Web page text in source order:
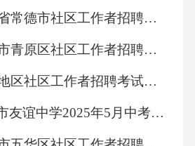
2026年湖南省常德市社区工作者招聘笔试参考试题及答案解析
2026年吉安市青原区社区工作者招聘笔试模拟试题及答案解析
2026年和田地区社区工作者招聘考试备考试题及答案解析
四川省广安市友谊中学2025年5月中考语文模拟试卷（含答案）